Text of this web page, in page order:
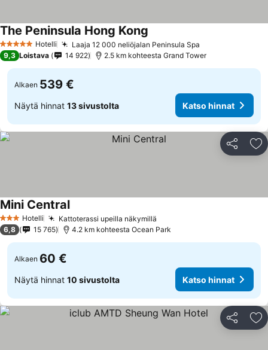
5 Tähtiluokitus
Hotelli Laaja 12 000 neliöjalan Peninsula Spa
The Peninsula Hong Kong
9,3 Loistava 14 922 2.5 km kohteesta Grand Tower
Alkaen 539 €
Näytä hinnat 13 sivustolta Katso hinnat
Jaa
3 Tähtiluokitus
Hotelli Kattoterassi upeilla näkymillä
Mini Central
6,8 15 765 4.2 km kohteesta Ocean Park
Alkaen 60 €
Näytä hinnat 10 sivustolta Katso hinnat
Jaa